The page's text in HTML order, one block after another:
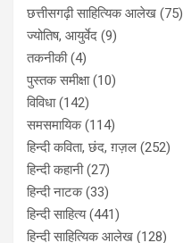
छत्तीसगढ़ी साहित्यिक आलेख (75)
ज्योतिष, आयुर्वेद (9)
तकनीकी(4)
पुस्‍तक समीक्षा(10)
विविधा(142)
समसमायिक(114)
हिन्दी कविता, छंद, ग़ज़ल (252)
हिन्दी कहानी(27)
हिन्‍दी नाटक(33)
हिन्दी साहित्य(441)
हिन्दी साहित्यिक आलेख (128)